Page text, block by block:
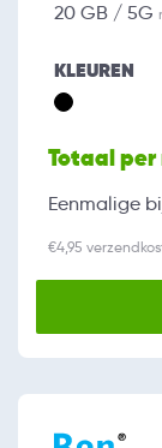
20 GB / 5G
KLEUREN
Totaal
Eenmalige
€4,95